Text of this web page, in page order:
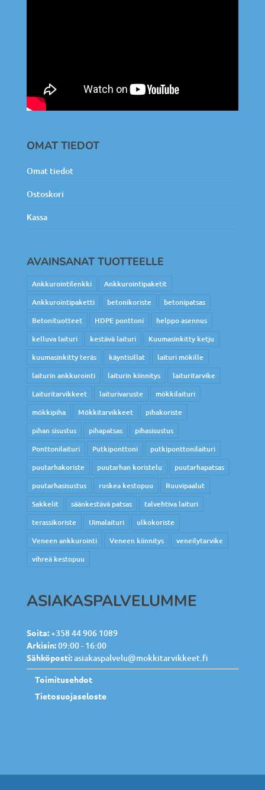
OMAT TIEDOT
Omat tiedot
Ostoskori
Kassa
AVAINSANAT TUOTTEELLE
Ankkurointilenkki
Ankkurointipaketit
Ankkurointipaketti
betonikoriste
betonipatsas
Betonituotteet
HDPE ponttoni
helppo asennus
kelluva laituri
kestävä laituri
Kuumasinkitty ketju
kuumasinkitty teräs
käyntisillat
laituri mökille
laiturin ankkurointi
laiturin kiinnitys
laituritarvike
Laituritarvikkeet
laiturivaruste
mökkilaituri
mökkipiha
Mökkitarvikkeet
pihakoriste
pihan sisustus
pihapatsas
pihasisustus
Ponttonilaituri
Putkiponttoni
putkiponttonilaituri
puutarhakoriste
puutarhan koristelu
puutarhapatsas
puutarhasisustus
ruskea kestopuu
Ruuvipaalut
Sakkelit
säänkestävä patsas
talvehtiva laituri
terassikoriste
Uimalaituri
ulkokoriste
Veneen ankkurointi
Veneen kiinnitys
veneilytarvike
vihreä kestopuu
ASIAKASPALVELUMME
Soita:+358 44 906 1089
Arkisin:09:00 - 16:00
Sähköposti:asiakaspalvelu@mokkitarvikkeet.fi
Toimitusehdot
Tietosuojaseloste